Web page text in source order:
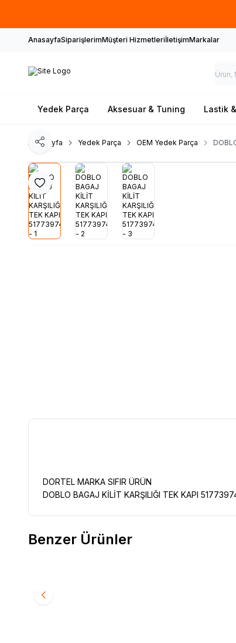
AnasayfaSiparişlerimMüşteri HizmetleriİletişimMarkalar
Yedek Parça Aksesuar & Tuning Lastik
Ana Sayfa Yedek Parça OEM Yedek Parça
Favoriye Ekle
Paylaş
DORTEL MARKA SIFIR ÜRÜN
DOBLO BAGAJ KİLİT KARŞILIĞI TEK KAPI
Benzer Ürünler
240,00